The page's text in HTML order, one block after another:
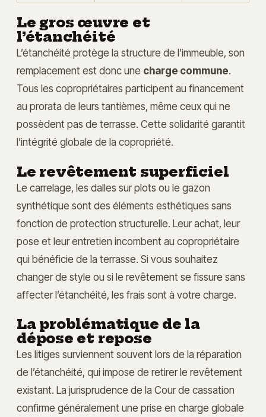
Le gros œuvre et
l’étanchéité
L’étanchéité protège la structure de l’immeuble, son
remplacement est donc une charge commune.
Tous les copropriétaires participent au financement
au prorata de leurs tantièmes, même ceux qui ne
possèdent pas de terrasse. Cette solidarité garantit
l’intégrité globale de la copropriété.
Le revêtement superficiel
Le carrelage, les dalles sur plots ou le gazon
synthétique sont des éléments esthétiques sans
fonction de protection structurelle. Leur achat, leur
pose et leur entretien incombent au copropriétaire
qui bénéficie de la terrasse. Si vous souhaitez
changer de style ou si le revêtement se fissure sans
affecter l’étanchéité, les frais sont à votre charge.
La problématique de la
dépose et repose
Les litiges surviennent souvent lors de la réparation
de l’étanchéité, qui impose de retirer le revêtement
existant. La jurisprudence de la Cour de cassation
confirme généralement une prise en charge globale